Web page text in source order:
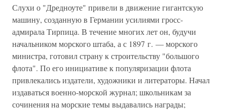
Слухи о "Дредноуте" привели в движение гигантскую
машину, созданную в Германии усилиями гросс-
адмирала Тирпица. В течение многих лет он, будучи
начальником морского штаба, а с 1897 г. — морского
министра, готовил страну к строительству "большого
флота". По его инициативе к популяризации флота
привлекались издатели, художники и литераторы. Начал
издаваться военно-морской журнал; школьникам за
сочинения на морские темы выдавались награды;